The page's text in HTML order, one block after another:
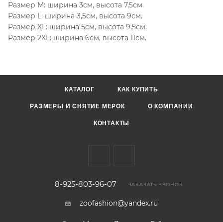
Размер M: ширина 3см, высота 7,5см.
Размер L: ширина 3,5см, высота 9см.
Размер XL: ширина 5см, высота 9,5см.
Размер 2XL: ширина 6см, высота 11см.
КАТАЛОГ КАК КУПИТЬ
РАЗМЕРЫ И СНЯТИЕ МЕРОК О КОМПАНИИ
КОНТАКТЫ
8-925-803-96-07 ЗАКАЗАТЬ ЗВОНОК
zoofashion@yandex.ru